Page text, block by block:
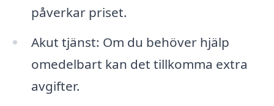
påverkar priset.
Akut tjänst: Om du behöver hjälp
omedelbart kan det tillkomma extra
avgifter.